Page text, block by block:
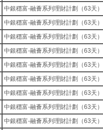
中銀穩富-融薈系列理財計劃（63天）
中銀穩富-融薈系列理財計劃（63天）
中銀穩富-融薈系列理財計劃（63天）
中銀穩富-融薈系列理財計劃（63天）
中銀穩富-融薈系列理財計劃（63天）
中銀穩富-融薈系列理財計劃（63天）
中銀穩富-融薈系列理財計劃（63天）
中銀穩富-融薈系列理財計劃（63天）
中銀穩富-融薈系列理財計劃（63天）